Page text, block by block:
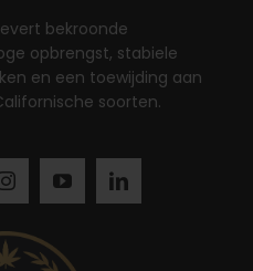
bekroonde
opbrengst, stabiele
en een toewijding aan
soorten.